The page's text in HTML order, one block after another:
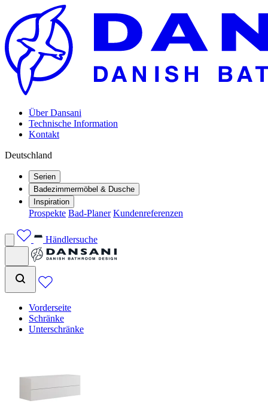
Über Dansani
Technische Information
Kontakt
Deutschland
Serien
Badezimmermöbel & Dusche
Inspiration
Prospekte Bad-Planer Kundenreferenzen
Händlersuche
Vorderseite
Schränke
Unterschränke